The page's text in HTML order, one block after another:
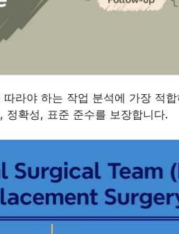
따라야 하는 작업 분석에 가장 적
정확성, 표준 준수를 보장합니다.